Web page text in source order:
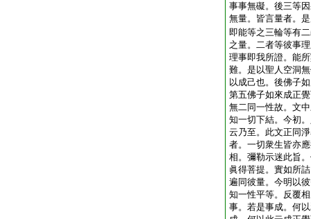
事事無礙。後三等
無量。皆言量者。
即能等之三輪等有
之量。二者等彼事
理事即我所證。能
難。是以聖人空洞
以成己也。後佛子
第五佛子如來成正
無二同一性故。文
知一切下結。今初
云乃至。此文正同
者。一切衆生皆亦
相。彌勒示迷此旨
眞得菩提。實如所
遍同彼量。今明以
知一性平等。反覆
事。若是事成。何